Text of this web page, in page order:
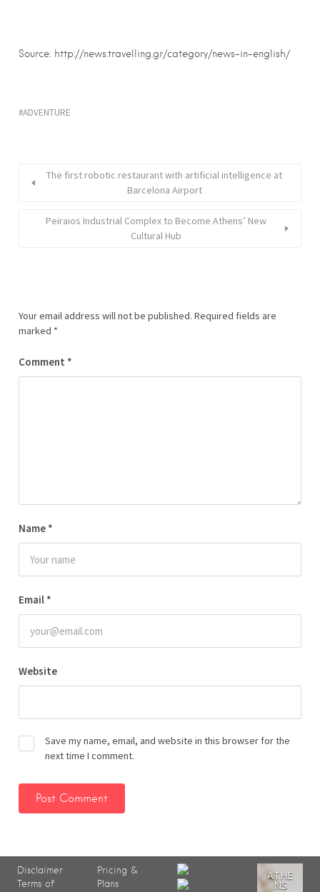
Source: http://news.travelling.gr/category/news-in-english/
ADVENTURE
The first robotic restaurant with artificial intelligence at
Barcelona Airport
Peiraios Industrial Complex to Become Athens’ New
Cultural Hub
Your email address will not be published. Required fields are
marked *
Comment *
Name *
Email *
Website
Save my name, email, and website in this browser for the
next time I comment.
Disclaimer
Terms of
Pricing &
Plans
ATHE
NS